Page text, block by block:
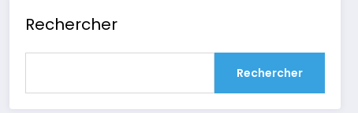
Rechercher
Rechercher